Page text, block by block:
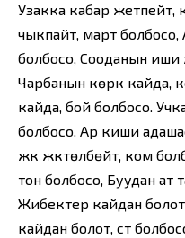
Узакка кабар жетпейт,
чыкпайт, март
болбосо, Сооданын иши
Чарбанын көркү кайда,
кайда, бой болбосо.
болбосо. Ар киши
жүк жүктөлбөйт, ком
тон болбосо, Буудан ат
Жибектер кайдан
кайдан болот, сүт